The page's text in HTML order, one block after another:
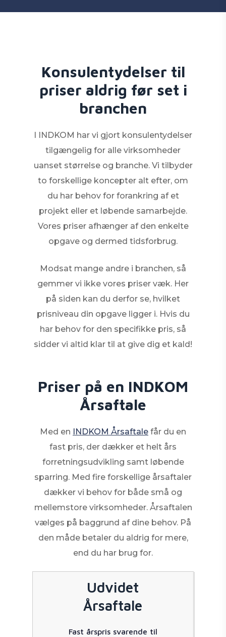
Konsulentydelser til
priser aldrig før set i
branchen
I INDKOM har vi gjort konsulentydelser
tilgængelig for alle virksomheder
uanset størrelse og branche. Vi tilbyder
to forskellige koncepter alt efter, om
du har behov for forankring af et
projekt eller et løbende samarbejde.
Vores priser afhænger af den enkelte
opgave og dermed tidsforbrug.
Modsat mange andre i branchen, så
gemmer vi ikke vores priser væk. Her
på siden kan du derfor se, hvilket
prisniveau din opgave ligger i. Hvis du
har behov for den specifikke pris, så
sidder vi altid klar til at give dig et kald!
Priser på en INDKOM
Årsaftale
Med en INDKOM Årsaftale får du en
fast pris, der dækker et helt års
forretningsudvikling samt løbende
sparring. Med fire forskellige årsaftaler
dækker vi behov for både små og
mellemstore virksomheder. Årsaftalen
vælges på baggrund af dine behov. På
den måde betaler du aldrig for mere,
end du har brug for.
Udvidet
Årsaftale
Fast årspris svarende til